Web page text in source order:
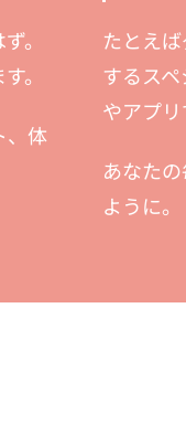
。
。
、体
たとえ
するス
やアプリ
あなた
ように。